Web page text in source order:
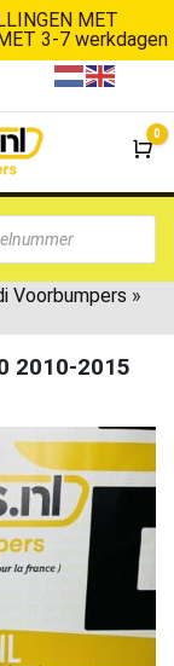
MET
3-7 werkdagen
0
Voorbumpers »
2010-2015